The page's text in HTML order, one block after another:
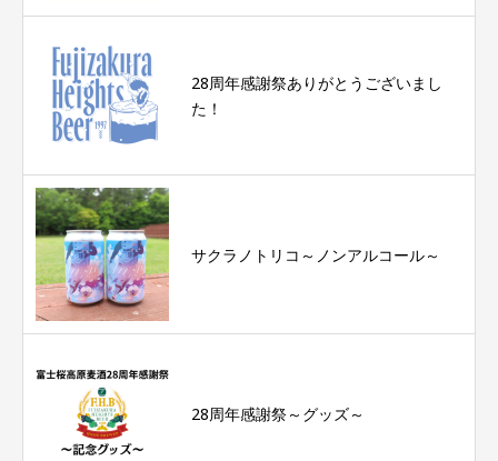
28周年感謝祭ありがとうございまし
た！
サクラノトリコ～ノンアルコール～
28周年感謝祭～グッズ～